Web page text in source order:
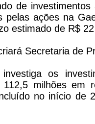
de
ações na
estimado de R$
Secretaria de
os
milhões em
no início de